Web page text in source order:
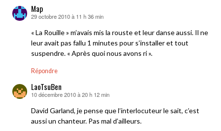
Map
dit :
29 octobre 2010 à 11 h 36 min
« La Rouille » m’avais mis la rouste et leur danse aussi. Il ne
leur avait pas fallu 1 minutes pour s’installer et tout
suspendre. « Après quoi nous avons ri ».
Répondre
LaoTsuBen
dit :
10 décembre 2010 à 20 h 12 min
David Garland, je pense que l’interlocuteur le sait, c’est
aussi un chanteur. Pas mal d’ailleurs.